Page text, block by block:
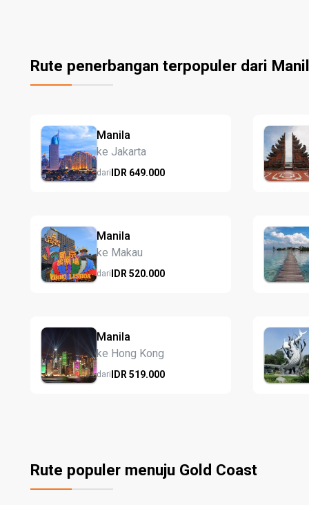
Rute penerbangan terpopuler dari
Manila
ke Jakarta
dariIDR 649.000
Manila
ke Makau
dariIDR 520.000
Manila
ke Hong Kong
dariIDR 519.000
Rute populer menuju Gold Coast